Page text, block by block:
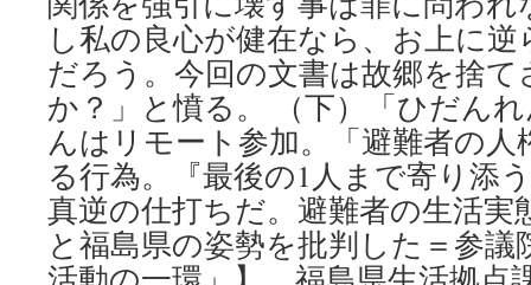
し私の良心が健在なら、お上に
だろう。今回の文書は故郷を捨
か？」と憤る。 （下）「ひだん
んはリモート参加。「避難者の
る行為。『最後の1人まで寄り添
真逆の仕打ちだ。避難者の生活実
と福島県の姿勢を批判した＝参議